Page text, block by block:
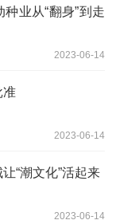
业从“翻身”到走
2023-06-14
准
2023-06-14
“潮文化”活起来
2023-06-14